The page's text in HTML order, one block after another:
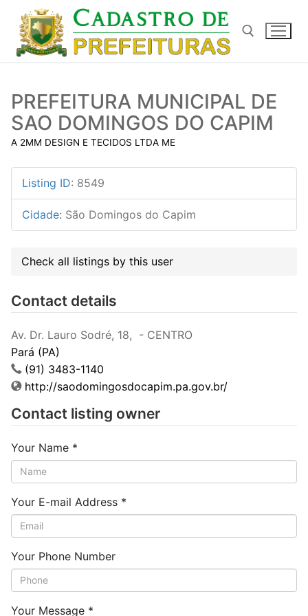
para
conteúdo
PREFEITURA MUNICIPAL DE
SAO DOMINGOS DO CAPIM
A 2MM DESIGN E TECIDOS LTDA ME
Listing ID: 8549
Cidade: São Domingos do Capim
Check all listings by this user
Contact details
Av. Dr. Lauro Sodré, 18, - CENTRO
Pará (PA)
(91) 3483-1140
http://saodomingosdocapim.pa.gov.br/
Contact listing owner
Your Name *
Your E-mail Address *
Your Phone Number
Your Message *